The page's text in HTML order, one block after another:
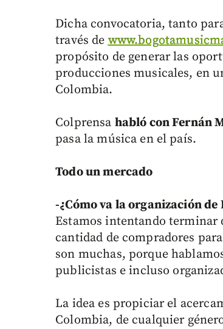
Dicha convocatoria, tanto
través de
propósito de generar las
producciones musicales, en
Colombia.
Colprensa habló con Fernán
pasa la música en el país.
Todo un mercado
-¿Cómo va la organización de
Estamos intentando terminar
cantidad de compradores
son muchas, porque
publicistas e incluso
La idea es propiciar el
Colombia, de cualquier